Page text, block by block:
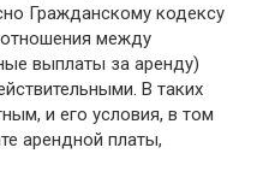
Гражданскому кодексу
между
выплаты за аренду)
В таких
и его условия, в том
арендной платы,